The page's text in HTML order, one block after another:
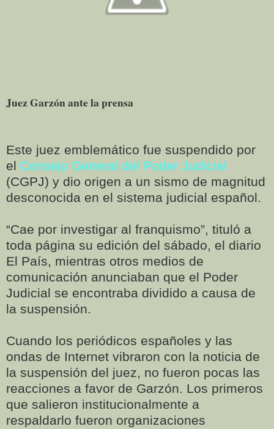
Juez Garzón ante la prensa
Este juez emblemático fue suspendido por
el Consejo General del Poder Judicial
(CGPJ) y dio origen a un sismo de magnitud
desconocida en el sistema judicial español.
“Cae por investigar al franquismo”, tituló a
toda página su edición del sábado, el diario
El País, mientras otros medios de
comunicación anunciaban que el Poder
Judicial se encontraba dividido a causa de
la suspensión.
Cuando los periódicos españoles y las
ondas de Internet vibraron con la noticia de
la suspensión del juez, no fueron pocas las
reacciones a favor de Garzón. Los primeros
que salieron institucionalmente a
respaldarlo fueron organizaciones